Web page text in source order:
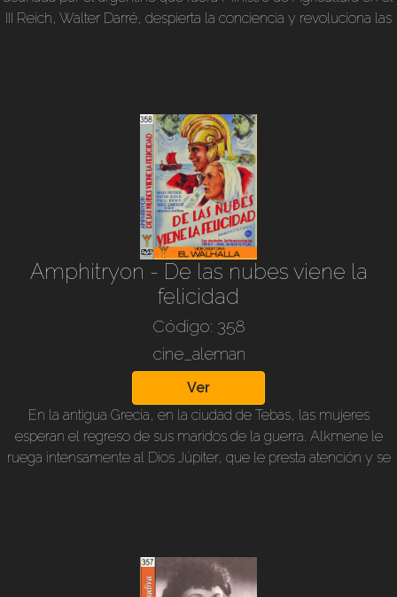
Los jóvenes y los vuelos sin motor, imágenes del as de la
Fuerza Aérea Alemana, Baumbach, que luego fuera uno de
negro, traducidos y subtitulados por Walhalla ediciones.
III Reich, Walter Darré, despierta la conciencia y revoluciona las
camarógrafo. Cubriendo los grandes eventos político sociales,
deportes, etc. Llegada de la radio. Un medio o herramienta
para la difusión, cómo puede mejorar la calidad de vida de la
comunidad.
Amphitryon - De las nubes viene la
felicidad
Código: 358
cine_aleman
Ver
En la antigua Grecia, en la ciudad de Tebas, las mujeres
esperan el regreso de sus maridos de la guerra. Alkmene le
ruega intensamente al Dios Júpiter, que le presta atención y se
la mañana siguiente Amphitryon y sus hombres regresan de la
guerra!. Es una comedia musical muy inteligentemente